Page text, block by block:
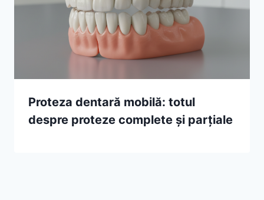
Proteza dentară mobilă: totul
despre proteze complete și parțiale